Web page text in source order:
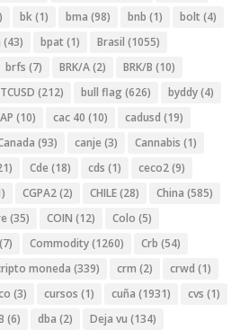
bk(1) bma (98) bnb (1) bolt (4)
(43) bpat (1) Brasil (1055)
brfs (7) BRK/A(2) BRK/B (10)
(212) bull flag (626) byddy(4)
(10) cac 40 (10) cadusd (19)
(93) canje (3) Cannabis (1)
Cde (18) cds (1) ceco2(9)
CGPA2(2) CHILE(28) China (585)
(35) COIN (12) Colo (5)
(7) Commodity(1260) Crb (54)
moneda (339) crm (2) crwd (1)
(3) cursos (1) cuña (1931) cvs (1)
(6) dba (2) Deja vu (134)